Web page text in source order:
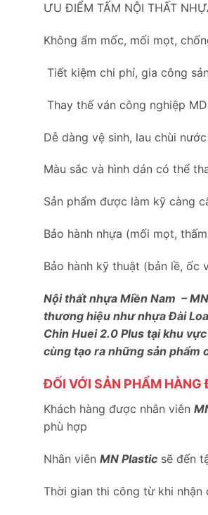
ƯU ĐIỂM TẤM NỘI THẤT
Không ẩm mốc, mối mọt,
Tiết kiệm chi phí, gia công
Thay thế ván công nghiệp
Dễ dàng vệ sinh, lau chùi
Màu sắc và hình dán có thể
Sản phẩm được làm kỹ càng
Bảo hành nhựa (mối mọt,
Bảo hành kỹ thuật (bản lề, ốc
Nội thất nhựa Miền Nam –
thương hiệu như nhựa Đài
Chin Huei 2.0 Plus tại khu
cùng tạo ra những sản phẩm
ĐỐI VỚI SẢN PHẨM HÀNG
Khách hàng được nhân viên
phù hợp
Nhân viên MN Plastic sẽ đến
Thời gian thi công từ khi